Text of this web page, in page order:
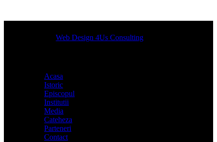
Designed byWeb Design 4Us Consulting
Acasa
Istoric
Episcopul
Institutii
Media
Cateheza
Parteneri
Contact